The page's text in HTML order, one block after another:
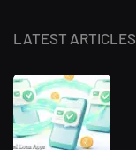
LATEST ARTICLES